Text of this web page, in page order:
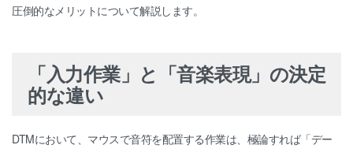
圧倒的なメリットについて解説します。
「入力作業」と「音楽表現」の決定
的な違い
DTMにおいて、マウスで音符を配置する作業は、極論すれば「デー